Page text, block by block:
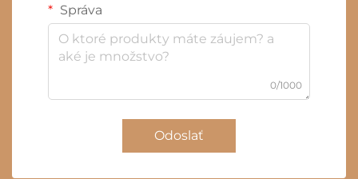
Správa
0/1000
Odoslať